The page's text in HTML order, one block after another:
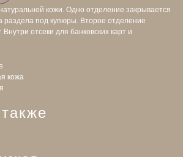
кожи. Одно отделение закрывается
раздела под купюры. Второе отделение
Внутри отсеки для банковских карт и
кожа